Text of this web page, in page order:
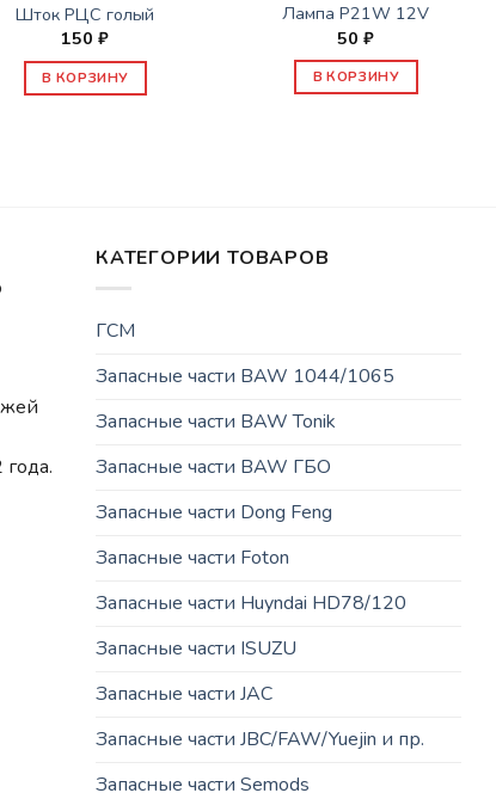
Шток РЦС голый
150₽
В КОРЗИНУ
Лампа P21W 12V
50₽
В КОРЗИНУ
КАТЕГОРИИ ТОВАРОВ
ГСМ
Запасные части BAW 1044/1065
Запасные части BAW Tonik
Запасные части BAW ГБО
Запасные части Dong Feng
Запасные части Foton
Запасные части Huyndai HD78/120
Запасные части ISUZU
Запасные части JAC
Запасные части JBC/FAW/Yuejin и пр.
Запасные части Semods